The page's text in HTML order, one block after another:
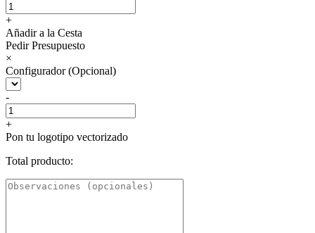
+
Añadir a la Cesta
Pedir Presupuesto
×
Configurador (Opcional)
-
+
Pon tu logotipo vectorizado
Total producto: